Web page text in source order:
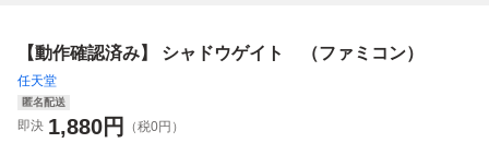
【動作確認済み】 シャドウゲイト （ファミコン）
任天堂
匿名配送
即決 1,880円 （税0円）